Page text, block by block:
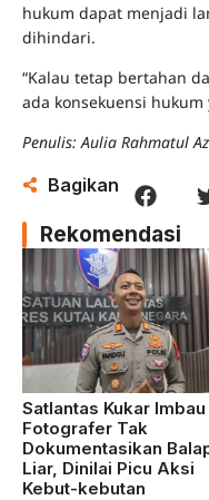
hukum dapat menjadi
dihindari.
“Kalau tetap bertahan
ada konsekuensi
Penulis: Aulia Rahmatul
Bagikan
Rekomendasi
Satlantas Kukar Imbau
Fotografer Tak
Dokumentasikan
Liar, Dinilai Picu Aksi
Kebut-kebutan